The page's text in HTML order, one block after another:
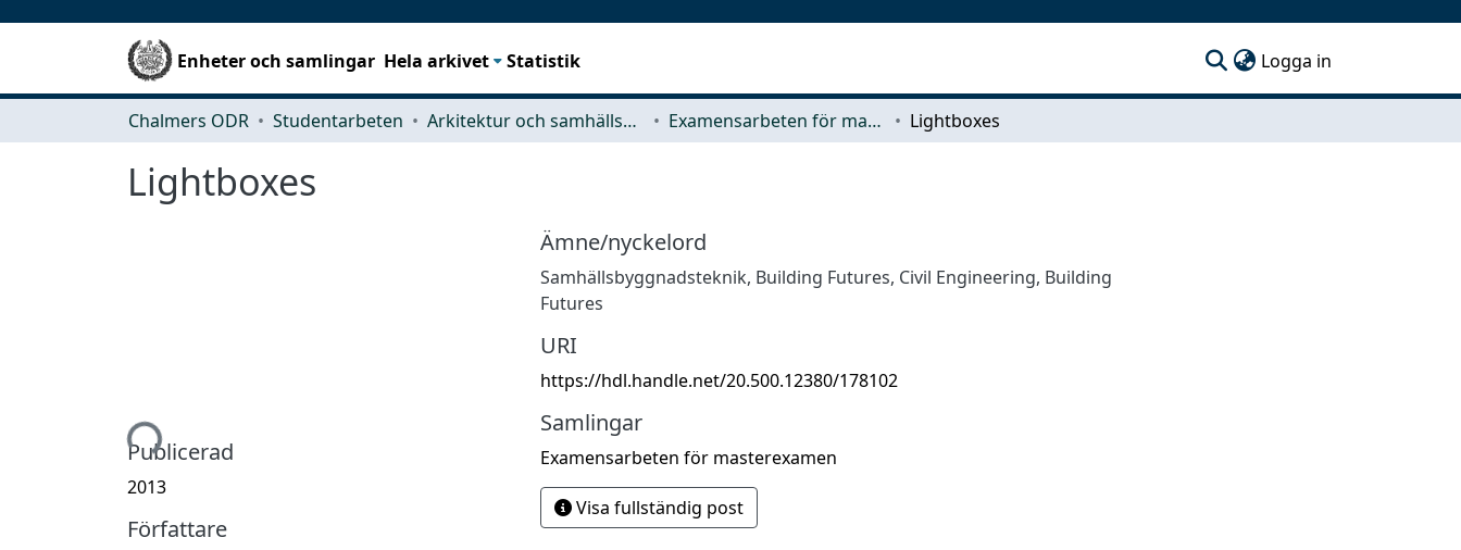
Enheter och samlingar Hela arkivet Statistik Logga in
Chalmers ODR Studentarbeten Arkitektur och samhällsbyggnadsteknik (ACE) Examensarbeten för masterexamen Lightboxes
Lightboxes
Hämtar...
Publicerad
2013
Författare
Ämne/nyckelord
Samhällsbyggnadsteknik, Building Futures, Civil Engineering, Building
Futures
URI
https://hdl.handle.net/20.500.12380/178102
Samlingar
Examensarbeten för masterexamen
Visa fullständig post